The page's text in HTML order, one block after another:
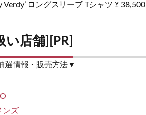
Verdy’ ロングスリーブ Tシャツ ¥ 38,500
い店舗][PR]
選情報・販売方法▼
ンズ